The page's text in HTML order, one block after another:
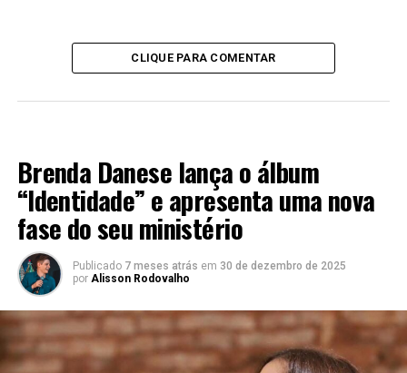
CLIQUE PARA COMENTAR
Brenda Danese lança o álbum
“Identidade” e apresenta uma nova
fase do seu ministério
Publicado 7 meses atrás em 30 de dezembro de 2025
por Alisson Rodovalho